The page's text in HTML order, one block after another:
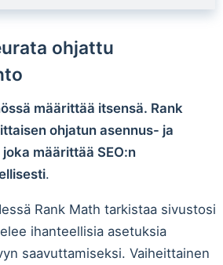
ohjattu
määrittää itsensä. Rank
ohjatun asennus- ja
määrittää SEO:n
.
Rank Math tarkistaa sivustosi
ihanteellisia asetuksia
saavuttamiseksi. Vaiheittainen